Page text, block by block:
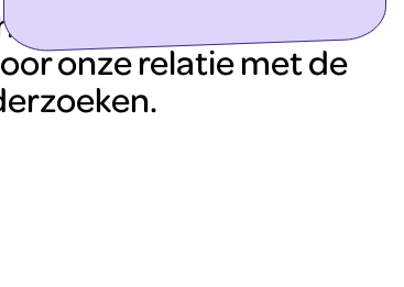
het onderste
onze relatie met de